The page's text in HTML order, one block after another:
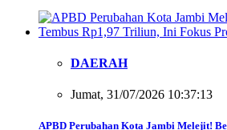
DAERAH
Jumat, 31/07/2026 10:37:13
APBD Perubahan Kota Jambi Melejit!